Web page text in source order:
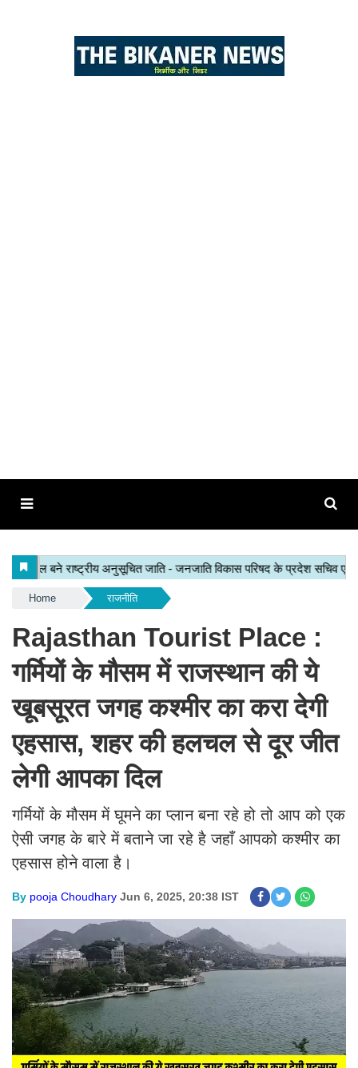
Home राजनीति
Rajasthan Tourist Place :
गर्मियों के मौसम में राजस्थान की ये
खूबसूरत जगह कश्मीर का करा देगी
एहसास, शहर की हलचल से दूर जीत
लेगी आपका दिल
गर्मियों के मौसम में घूमने का प्लान बना रहे हो तो आप को एक
ऐसी जगह के बारे में बताने जा रहे है जहाँ आपको कश्मीर का
एहसास होने वाला है।
By pooja Choudhary Jun 6, 2025, 20:38 IST